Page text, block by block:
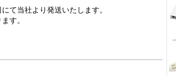
て当社より発送いたします。
す。